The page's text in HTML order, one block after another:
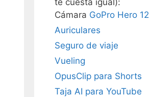
te cuesta igual):
Cámara GoPro Hero 12
Auriculares
Seguro de viaje
Vueling
OpusClip para Shorts
Taja AI para YouTube